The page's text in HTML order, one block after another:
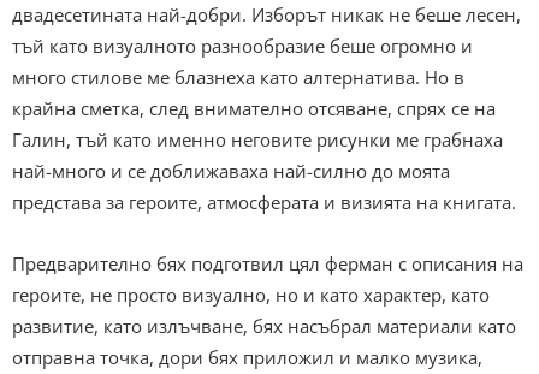
двадесетината най-добри. Изборът никак не беше лесен,
тъй като визуалното разнообразие беше огромно и
много стилове ме блазнеха като алтернатива. Но в
крайна сметка, след внимателно отсяване, спрях се на
Галин, тъй като именно неговите рисунки ме грабнаха
най-много и се доближаваха най-силно до моята
представа за героите, атмосферата и визията на книгата.
Предварително бях подготвил цял ферман с описания на
героите, не просто визуално, но и като характер, като
развитие, като излъчване, бях насъбрал материали като
отправна точка, дори бях приложил и малко музика,